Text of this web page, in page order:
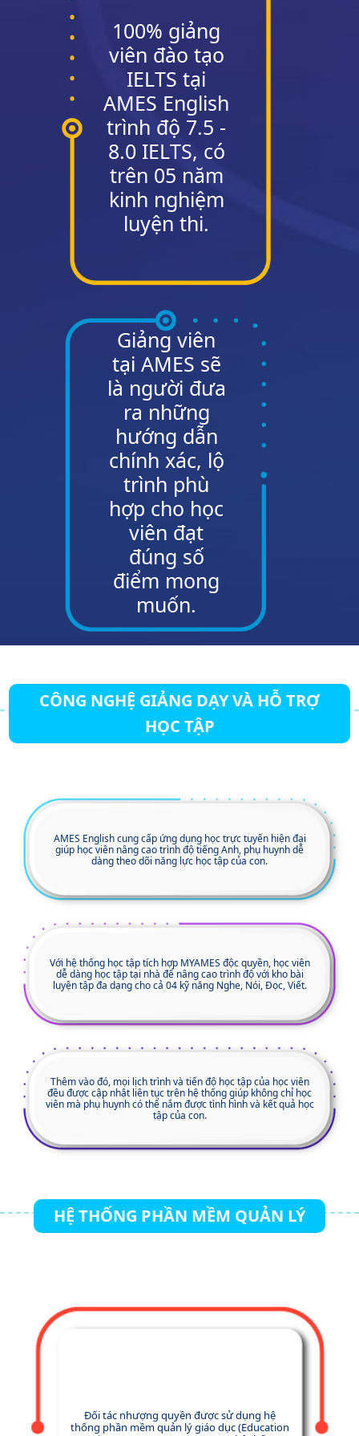
100% giảng
viên đào tạo
IELTS tại
AMES English
trình độ 7.5 -
8.0 IELTS, có
trên 05 năm
kinh nghiệm
luyện thi.
Giảng viên
tại AMES sẽ
là người đưa
ra những
hướng dẫn
chính xác, lộ
trình phù
hợp cho học
viên đạt
đúng số
điểm mong
muốn.
CÔNG NGHỆ GIẢNG DẠY VÀ HỖ TRỢ
HỌC TẬP
AMES English cung cấp ứng dụng học trực tuyến hiện đại
giúp học viên nâng cao trình độ tiếng Anh, phụ huynh dễ
dàng theo dõi năng lực học tập của con.
Với hệ thống học tập tích hợp MYAMES độc quyền, học viên
dễ dàng học tập tại nhà để nâng cao trình độ với kho bài
luyện tập đa dạng cho cả 04 kỹ năng Nghe, Nói, Đọc, Viết.
Thêm vào đó, mọi lịch trình và tiến độ học tập của học viên
đều được cập nhật liên tục trên hệ thống giúp không chỉ học
viên mà phụ huynh có thể nắm được tình hình và kết quả học
tập của con.
HỆ THỐNG PHẦN MỀM QUẢN LÝ
Đối tác nhượng quyền được sử dụng hệ
thống phần mềm quản lý giáo dục (Education